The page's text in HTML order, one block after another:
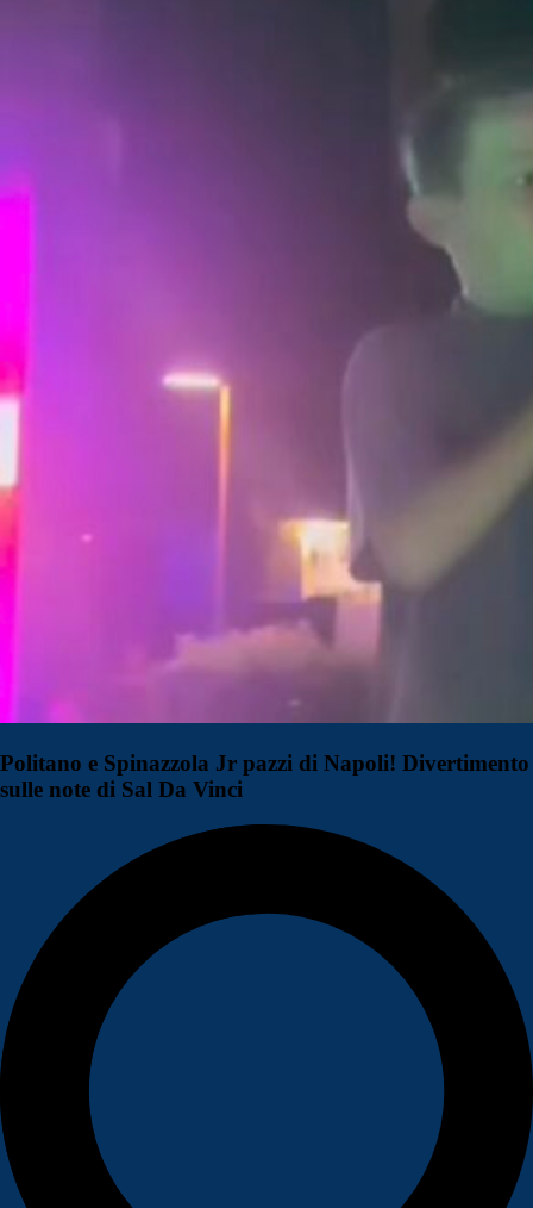
Politano e Spinazzola Jr pazzi di Napoli! Divertimento
sulle note di Sal Da Vinci